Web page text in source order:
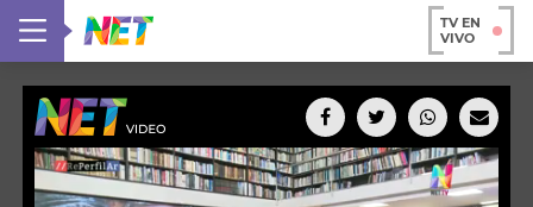
TV EN
VIVO